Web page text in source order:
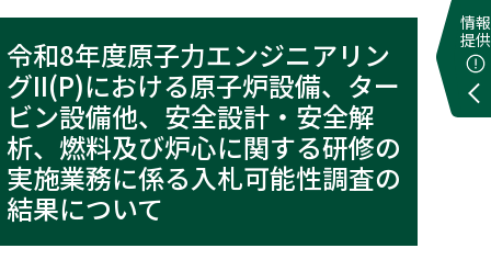
情報
提供
令和8年度原子力エンジニアリン
グII(P)における原子炉設備、ター
ビン設備他、安全設計・安全解
析、燃料及び炉心に関する研修の
実施業務に係る入札可能性調査の
結果について